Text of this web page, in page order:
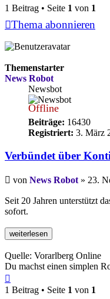
1 Beitrag • Seite 1 von 1
Thema abonnieren
Themenstarter
News Robot
Newsbot
Offline
Beiträge: 16430
Registriert: 3. März
Verbündet über
Beitrag
von News Robot » 23.
Seit 20 Jahren unterstützt
sofort.
Quelle: Vorarlberg Online
Du machst einen simplen
oben
1 Beitrag • Seite 1 von 1